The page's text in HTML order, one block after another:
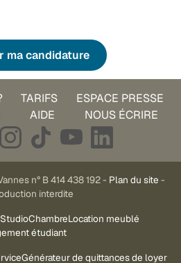
ma candidature
TARIFS
ESPACE PRESSE
AIDE NOUS ÉCRIRE
n° B 414 438 192 - Plan du site -
interdite
StudioChambreLocation meublé
étudiant
Générateur de quittances de loyer